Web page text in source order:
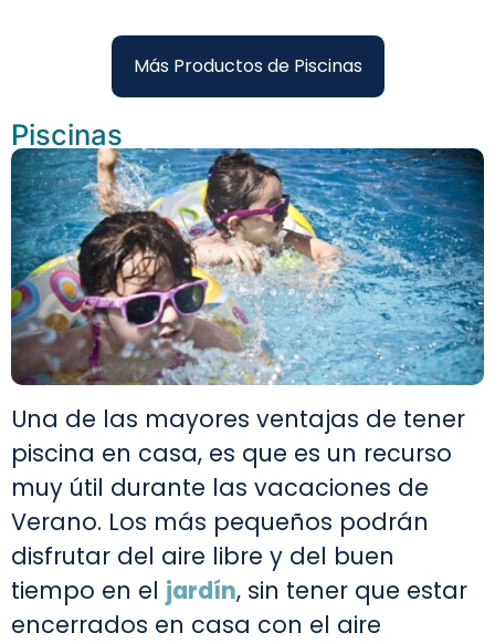
Más Productos de Piscinas
Piscinas
Una de las mayores ventajas de tener
piscina en casa, es que es un recurso
muy útil durante las vacaciones de
Verano. Los más pequeños podrán
disfrutar del aire libre y del buen
tiempo en el jardín, sin tener que estar
encerrados en casa con el aire